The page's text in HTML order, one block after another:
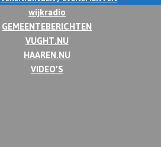
wijkradio
GEMEENTEBERICHTEN
VUGHT.NU
HAAREN.NU
VIDEO’S